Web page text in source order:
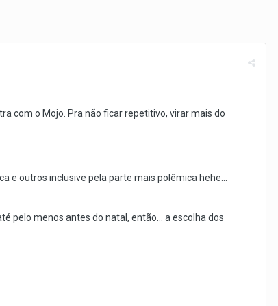
com o Mojo. Pra não ficar repetitivo, virar mais do
outros inclusive pela parte mais polêmica hehe...
pelo menos antes do natal, então... a escolha dos